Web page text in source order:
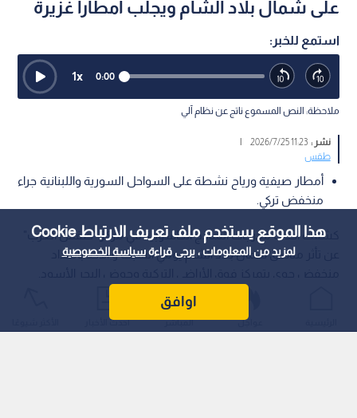
هذا الموقع يستخدم ملف تعريف الارتباط Cookie
لمزيد من المعلومات ، يرجى قراءةسياسة الخصوصية
اوافق
على شمال بلاد الشام ويجلب أمطارا غزيرة
استمع للخبر:
0:00
1x
ملاحظة: النص المسموع ناتج عن نظام آلي
نشر :11:23 2026/7/25
|
طقس
أمطار صيفية ورياح نشطة على السواحل السورية واللبنانية جراء
منخفض تركي.
كشفت أحدث مخرجات النماذج الحاسوبية في مركز "طقس العرب"
عن تأثر مناطق شمال بلاد الشام يومي السبت و الأحد بامتداد
عواجل المباشر أحدث الأخبار